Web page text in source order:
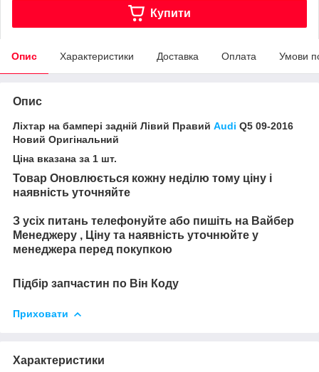
Купити
Опис Характеристики Доставка Оплата Умови
Опис
Ліхтар на бампері задній Лівий Правий Audi Q5 09-2016
Новий Оригінальний
Ціна вказана за 1 шт.
Товар Оновлюється кожну неділю тому ціну і
наявність уточняйте
З усіх питань телефонуйте або пишіть на Вайбер
Менеджеру , Ціну та наявність уточнюйте у
менеджера перед покупкою
Підбір запчастин по Він Коду
Приховати
Характеристики